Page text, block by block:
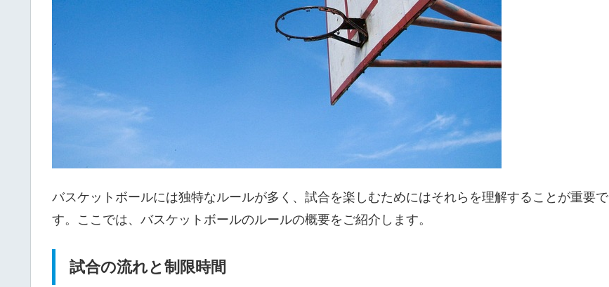
バスケットボールには独特なルールが多く、試合を楽しむためにはそれらを理解することが重要で
す。ここでは、バスケットボールのルールの概要をご紹介します。
試合の流れと制限時間